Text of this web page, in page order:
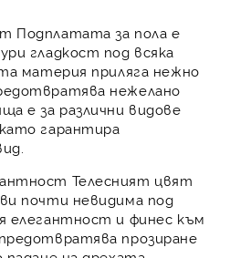
Подплатата за пола е
гладкост под всяка
материя приляга нежно
нежелано
е за различни видове
гарантира
Телесният цвят
почти невидима под
елегантност и финес към
прозиране